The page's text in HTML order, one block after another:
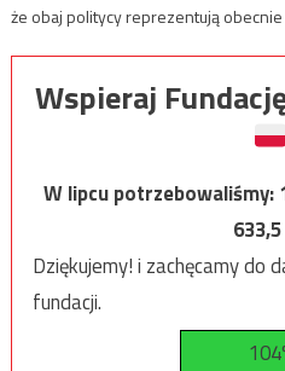
że obaj politycy reprezentują
Wspieraj
W lipcu potrzebowaliśmy:
633,5
Dziękujemy! i zachęcamy do
fundacji.